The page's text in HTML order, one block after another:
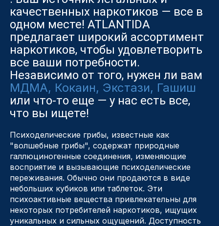
качественных наркотиков — все в
одном месте! ATLANTIDA
предлагает широкий ассортимент
наркотиков, чтобы удовлетворить
все ваши потребности.
Независимо от того, нужен ли вам
МДМА, Кокаин, Экстази, Гашиш
или что-то еще — у нас есть все,
что вы ищете!
Психоделические грибы, известные как
"волшебные грибы", содержат природные
галлюциногенные соединения, изменяющие
восприятие и вызывающие психоделические
переживания. Обычно они продаются в виде
небольших кубиков или таблеток. Эти
психоактивные вещества привлекательны для
некоторых потребителей наркотиков, ищущих
уникальных и сильных ощущений. Доступность